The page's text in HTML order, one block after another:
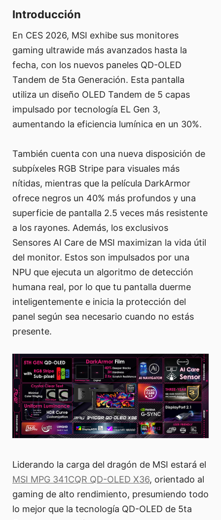
Introducción
En CES 2026, MSI exhibe sus monitores
gaming ultrawide más avanzados hasta la
fecha, con los nuevos paneles QD-OLED
Tandem de 5ta Generación. Esta pantalla
utiliza un diseño OLED Tandem de 5 capas
impulsado por tecnología EL Gen 3,
aumentando la eficiencia lumínica en un 30%.
También cuenta con una nueva disposición de
subpíxeles RGB Stripe para visuales más
nítidas, mientras que la película DarkArmor
ofrece negros un 40% más profundos y una
superficie de pantalla 2.5 veces más resistente
a los rayones. Además, los exclusivos
Sensores AI Care de MSI maximizan la vida útil
del monitor. Estos son impulsados por una
NPU que ejecuta un algoritmo de detección
humana real, por lo que tu pantalla duerme
inteligentemente e inicia la protección del
panel según sea necesario cuando no estás
presente.
Liderando la carga del dragón de MSI estará el
MSI MPG 341CQR QD-OLED X36, orientado al
gaming de alto rendimiento, presumiendo todo
lo mejor que la tecnología QD-OLED de 5ta